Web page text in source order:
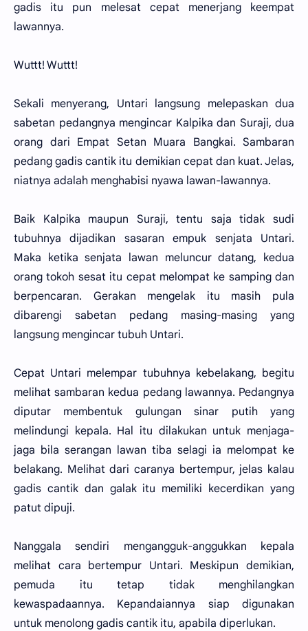
gadis itu pun melesat cepat menerjang keempat
lawannya.
Wuttt! Wuttt!
Sekali menyerang, Untari langsung melepaskan dua
sabetan pedangnya mengincar Kalpika dan Suraji, dua
orang dari Empat Setan Muara Bangkai. Sambaran
pedang gadis cantik itu demikian cepat dan kuat. Jelas,
niatnya adalah menghabisi nyawa lawan-lawannya.
Baik Kalpika maupun Suraji, tentu saja tidak sudi
tubuhnya dijadikan sasaran empuk senjata Untari.
Maka ketika senjata lawan meluncur datang, kedua
orang tokoh sesat itu cepat melompat ke samping dan
berpencaran. Gerakan mengelak itu masih pula
dibarengi sabetan pedang masing-masing yang
langsung mengincar tubuh Untari.
Cepat Untari melempar tubuhnya kebelakang, begitu
melihat sambaran kedua pedang lawannya. Pedangnya
diputar membentuk gulungan sinar putih yang
melindungi kepala. Hal itu dilakukan untuk menjaga-
jaga bila serangan lawan tiba selagi ia melompat ke
belakang. Melihat dari caranya bertempur, jelas kalau
gadis cantik dan galak itu memiliki kecerdikan yang
patut dipuji.
Nanggala sendiri mengangguk-anggukkan kepala
melihat cara bertempur Untari. Meskipun demikian,
pemuda itu tetap tidak menghilangkan
kewaspadaannya. Kepandaiannya siap digunakan
untuk menolong gadis cantik itu, apabila diperlukan.